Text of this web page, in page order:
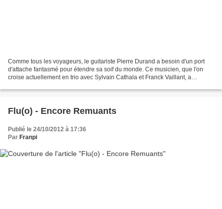
Comme tous les voyageurs, le guitariste Pierre Durand a besoin d'un port
d'attache fantasmé pour étendre sa soif du monde. Ce musicien, que l'on
croise actuellement en trio avec Sylvain Cathala et Franck Vaillant, a
Flu(o) - Encore Remuants
Publié le 24/10/2012 à 17:36
Par Franpi